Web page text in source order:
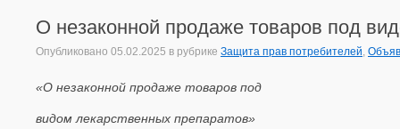
О незаконной продаже товаров под
Опубликовано 05.02.2025 в рубрике Защита прав потребителей,
«О незаконной продаже товаров под
видом лекарственных препаратов»